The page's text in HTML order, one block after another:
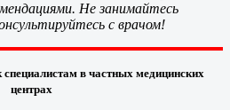
Не занимайтесь
с врачом!
в частных медицинских
центрах